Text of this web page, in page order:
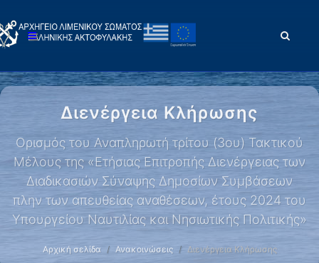
Διενέργεια Κλήρωσης
Ορισμός του Αναπληρωτή τρίτου (3ου) Τακτικού
Μέλους της «Ετήσιας Επιτροπής Διενέργειας των
Διαδικασιών Σύναψης Δημοσίων Συμβάσεων
πλην των απευθείας αναθέσεων, έτους 2024 του
Υπουργείου Ναυτιλίας και Νησιωτικής Πολιτικής»
Αρχική σελίδα Ανακοινώσεις Διενέργεια Κλήρωσης